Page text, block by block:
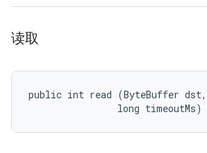
读取
public int read (ByteBuffer dst,
                long timeoutMs)